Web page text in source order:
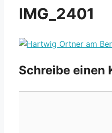
IMG_2401
Schreibe einen